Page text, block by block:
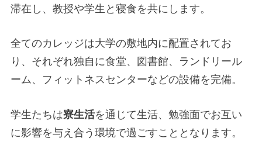
滞在し、教授や学生と寝食を共にします。
全てのカレッジは大学の敷地内に配置されてお
り、それぞれ独自に食堂、図書館、ランドリール
ーム、フィットネスセンターなどの設備を完備。
学生たちは寮生活を通じて生活、勉強面でお互い
に影響を与え合う環境で過ごすこととなります。